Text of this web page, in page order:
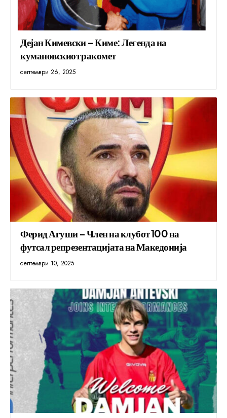
Дејан Кимевски – Киме: Легенда на
кумановскиот ракомет
септември 26, 2025
Ферид Агуши – Член на клубот 100 на
футсал репрезентацијата на Македонија
септември 10, 2025